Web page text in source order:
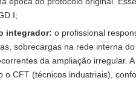
I;
integrador: o profissional
sobrecargas na rede interna
da ampliação irregular.
o CFT (técnicos industriais),